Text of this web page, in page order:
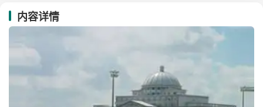
内容详情